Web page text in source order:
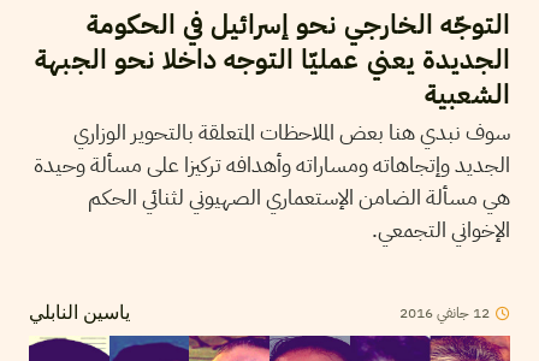
التوجّه الخارجي نحو إسرائيل في الحكومة
الجديدة يعني عمليّا التوجه داخلا نحو الجبهة
الشعبية
سوف نبدي هنا بعض الملاحظات المتعلقة بالتحوير الوزاري
الجديد وإتجاهاته ومساراته وأهدافه تركيزا على مسألة وحيدة
هي مسألة الضامن الإستعماري الصهيوني لثنائي الحكم
الإخواني التجمعي.
ياسين النابلي 12 جانفي2016